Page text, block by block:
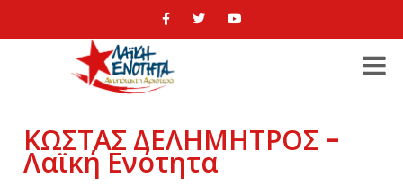
ΚΩΣΤΑΣ ΔΕΛΗΜΗΤΡΟΣ -
Λαϊκή Ενότητα